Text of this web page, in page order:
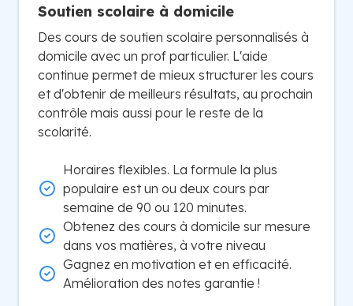
Soutien scolaire à domicile
Des cours de soutien scolaire personnalisés à
domicile avec un prof particulier. L'aide
continue permet de mieux structurer les cours
et d'obtenir de meilleurs résultats, au prochain
contrôle mais aussi pour le reste de la
scolarité.
Horaires flexibles. La formule la plus
populaire est un ou deux cours par
semaine de 90 ou 120 minutes.
Obtenez des cours à domicile sur mesure
dans vos matières, à votre niveau
Gagnez en motivation et en efficacité.
Amélioration des notes garantie !